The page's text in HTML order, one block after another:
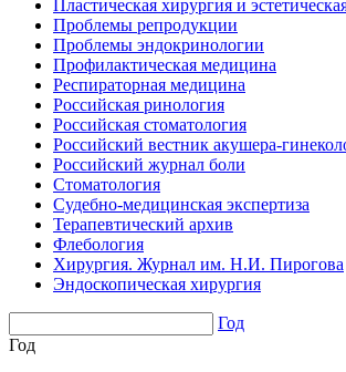
Пластическая хирургия и
Проблемы репродукции
Проблемы эндокринологии
Профилактическая медицина
Респираторная медицина
Российская ринология
Российская стоматология
Российский вестник акушера-
Российский журнал боли
Стоматология
Судебно-медицинская экспертиза
Терапевтический архив
Флебология
Хирургия. Журнал им. Н.И. Пирогова
Эндоскопическая хирургия
Год
Год